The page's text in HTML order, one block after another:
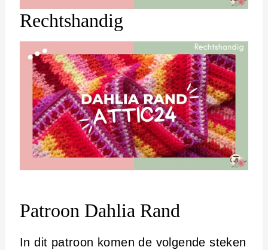
Rechtshandig
Patroon Dahlia Rand
In dit patroon komen de volgende steken